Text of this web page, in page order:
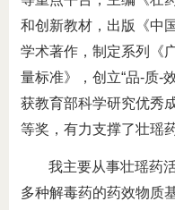
和创新教材，出版《中
学术著作，制定系列《
量标准》，创立“品-质-
获教育部科学研究优秀
等奖，有力支撑了壮瑶
我主要从事壮瑶药
多种解毒药的药效物质